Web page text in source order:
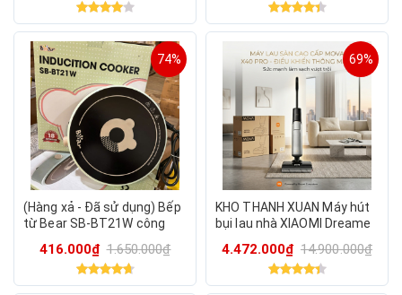
74%
(Hàng xả - Đã sử dụng) Bếp
từ Bear SB-BT21W công
416.000₫ 1.650.000₫
69%
KHO THANH XUAN Máy hút
bụi lau nhà XIAOMI Dreame
nóng 90°C
4.472.000₫ 14.900.000₫